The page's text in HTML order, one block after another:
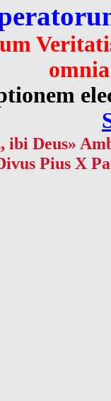
ibi Deus»
Pius X